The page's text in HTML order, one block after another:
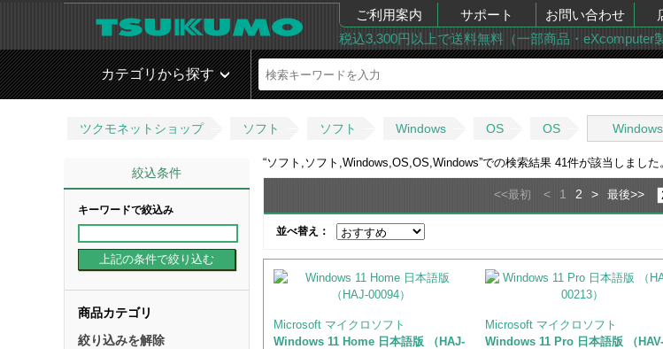
ご利用案内 サポート お問い合わせ
税込3,300円以上で送料無料（一部商品・eXcomputer
カテゴリから探す
ツクモネットショップ ソフト ソフト Windows OS OS Windows
絞込条件
キーワードで絞込み
商品カテゴリ
絞り込みを解除
“ソフト,ソフト,Windows,OS,OS,Windows”での検索結果 41 件が該当しました
<<最初 < 1 2 > 最後>>
並べ替え：
Microsoft マイクロソフト
Windows 11 Home 日本語版 （HAJ-
Microsoft マイクロソフト
Windows 11 Pro 日本語版 （HAV-